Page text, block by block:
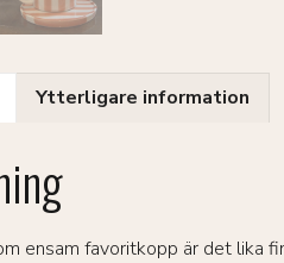
Ytterligare information
ensam favoritkopp är det lika